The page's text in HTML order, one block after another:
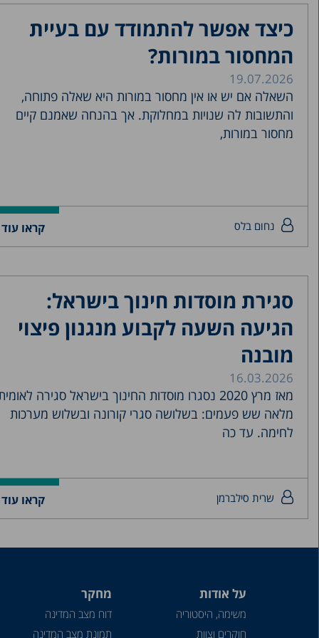
כיצד אפשר להתמודד עם בעיית
המחסור במורות?
19.07.2026
השאלה אם יש או אין מחסור במורות היא שאלה פתוחה,
והתשובות לה שנויות במחלוקת. אך בהנחה שאמנם קיים
מחסור במורות,
קראו נחום בלס
סגירת מוסדות חינוך בישראל:
הגיעה השעה לקבוע מנגנון פיצוי
מובנה
16.03.2026
מאז מרץ 2020 נסגרו מוסדות החינוך בישראל סגירה
מלאה שש פעמים: בשלושה סגרי קורונה ובשלוש מערכות
לחימה. עד כה
קראו שרית סילברמן
על אודות
משימה, היסטוריה
חוקרים וצוות
מחקר
דוח מצב המדינה
תמונת מצב המדינה